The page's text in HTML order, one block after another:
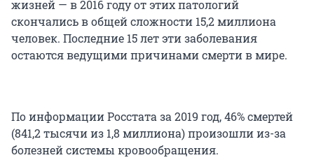
жизней — в 2016 году от этих патологий
скончались в общей сложности 15,2 миллиона
человек. Последние 15 лет эти заболевания
остаются ведущими причинами смерти в мире.
По информации Росстата за 2019 год, 46% смертей
(841,2 тысячи из 1,8 миллиона) произошли из-за
болезней системы кровообращения.